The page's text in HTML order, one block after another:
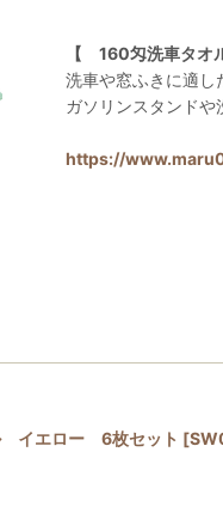
【 160匁洗車タオ
洗車や窓ふきに適し
ガソリンスタンドや
https://
イエロー 6枚セット [